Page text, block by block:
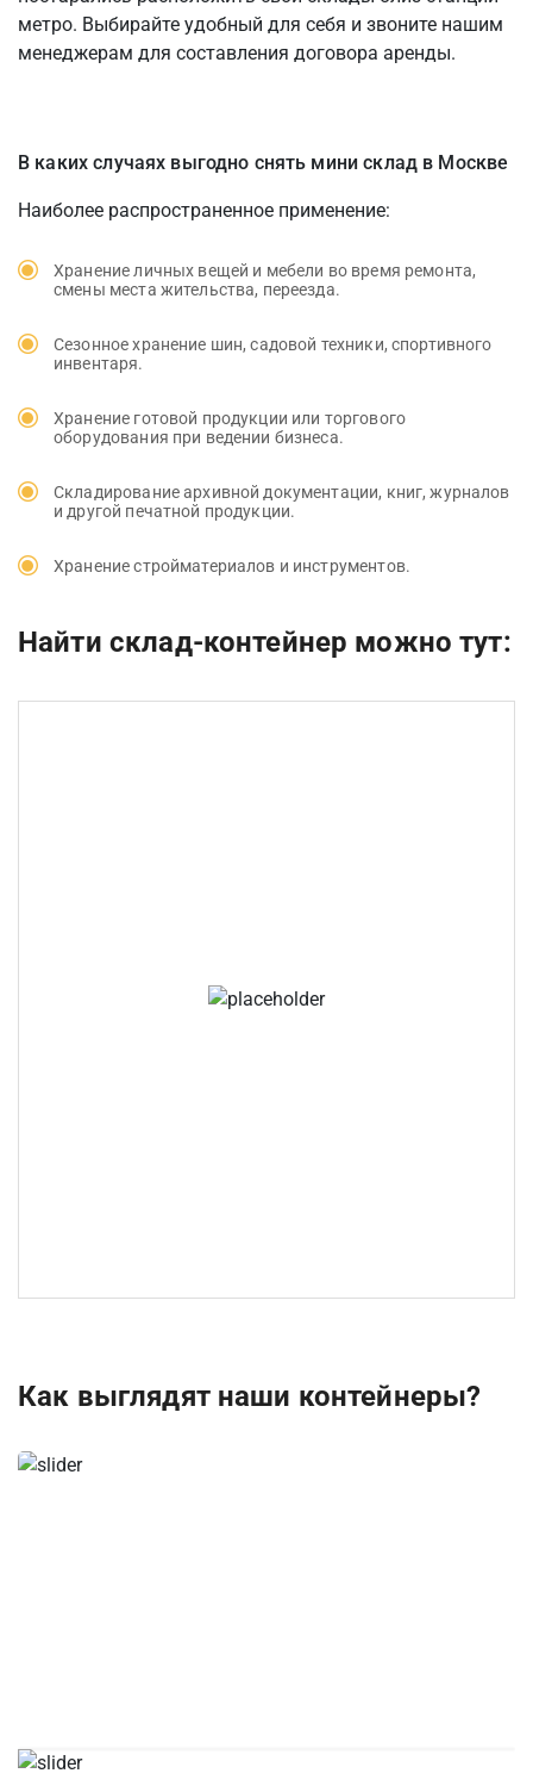
метро. Выбирайте удобный для себя и звоните нашим
менеджерам для составления договора аренды.
В каких случаях выгодно снять мини склад в Москве
Наиболее распространенное применение:
Хранение личных вещей и мебели во время ремонта,
смены места жительства, переезда.
Сезонное хранение шин, садовой техники, спортивного
инвентаря.
Хранение готовой продукции или торгового
оборудования при ведении бизнеса.
Складирование архивной документации, книг, журналов
и другой печатной продукции.
Хранение стройматериалов и инструментов.
Найти склад-контейнер можно тут:
Как выглядят наши контейнеры?